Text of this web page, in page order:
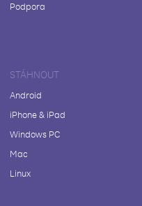
Podpora
STÁHNOUT
Android
iPhone & iPad
Windows PC
Mac
Linux